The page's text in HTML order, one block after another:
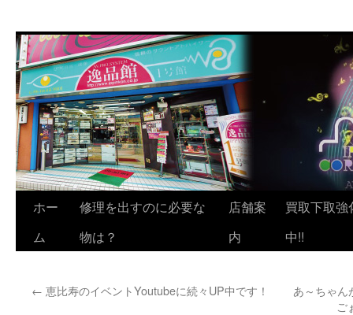
ホー
ム
修理を出すのに必要な
物は？
店舗案
内
買取下取強
中!!
← 恵比寿のイベントYoutubeに続々UP中です！
あ～ちゃん
ご